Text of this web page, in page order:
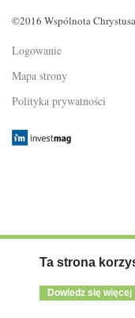
©2016 Wspólnota
Logowanie
Mapa strony
Polityka prywatności
Ta strona
Dowiedz się więcej